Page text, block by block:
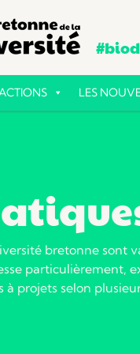
LES
bretonne sont
particulièrement,
à projets selon